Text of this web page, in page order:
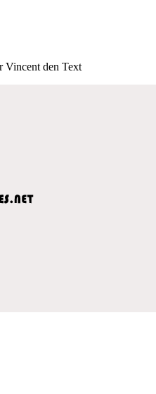
Vincent den Text